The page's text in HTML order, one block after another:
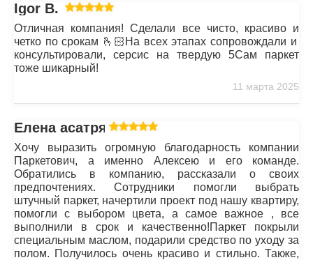
Igor B.
Отличная компания! Сделали все чисто, красиво и
четко по срокам 🫰🏻На всех этапах сопровождали и
консультировали, серсис на твердую 5Сам паркет
тоже шикарный!
11 марта 2025
Елена асатрян
Хочу выразить огромную благодарность компании
Паркетович, а именно Алексею и его команде.
Обратились в компанию, рассказали о своих
предпочтениях. Сотрудники помогли выбрать
штучный паркет, начертили проект под нашу квартиру,
помогли с выбором цвета, а самое важное , все
выполнили в срок и качественно!Паркет покрыли
специальным маслом, подарили средство по уходу за
полом. Получилось очень красиво и стильно. Также,